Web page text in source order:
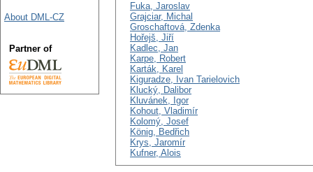
Fuka, Jaroslav
Grajciar, Michal
Groschaftová, Zdenka
Hořejš, Jiří
Kadlec, Jan
Karpe, Robert
Karták, Karel
Kiguradze, Ivan Tarielovich
Klucký, Dalibor
Kluvánek, Igor
Kohout, Vladimír
Kolomý, Josef
König, Bedřich
Krys, Jaromír
Kufner, Alois
About DML-CZ
Partner of